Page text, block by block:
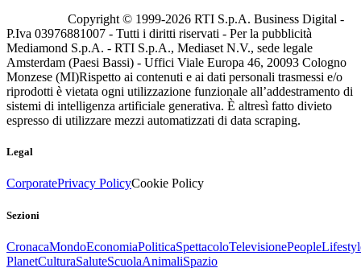
Copyright © 1999-2026 RTI S.p.A. Business Digital -
P.Iva 03976881007 - Tutti i diritti riservati - Per la pubblicità
Mediamond S.p.A. - RTI S.p.A., Mediaset N.V., sede legale
Amsterdam (Paesi Bassi) - Uffici Viale Europa 46, 20093 Cologno
Monzese (MI)Rispetto ai contenuti e ai dati personali trasmessi e/o
riprodotti è vietata ogni utilizzazione funzionale all’addestramento di
sistemi di intelligenza artificiale generativa. È altresì fatto divieto
espresso di utilizzare mezzi automatizzati di data scraping.
Legal
CorporatePrivacy PolicyCookie Policy
Sezioni
CronacaMondoEconomiaPoliticaSpettacoloTelevisionePeople
PlanetCulturaSaluteScuolaAnimaliSpazio